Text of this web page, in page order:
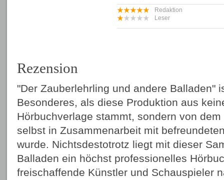
Redaktion
Leser
Rezension
"Der Zauberlehrling und andere Balladen"
Besonderes, als diese Produktion aus
Hörbuchverlage stammt, sondern von
selbst in Zusammenarbeit mit
wurde. Nichtsdestotrotz liegt mit dieser
Balladen ein höchst professionelles
freischaffende Künstler und Schauspieler